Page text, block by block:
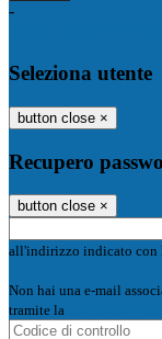
-
Seleziona utente
button close ×
Recupero
button close ×
all'indirizzo indicato con
Non hai una e-mail
tramite la